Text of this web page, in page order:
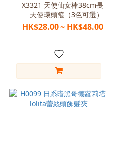
X3321 天使仙女棒38cm長
天使環頭箍（3色可選）
HK$28.00 ~ HK$48.00